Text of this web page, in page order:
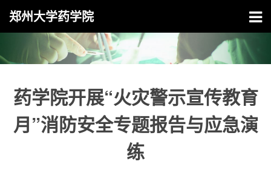
郑州大学药学院
药学院开展“火灾警示宣传教育
月”消防安全专题报告与应急演
练